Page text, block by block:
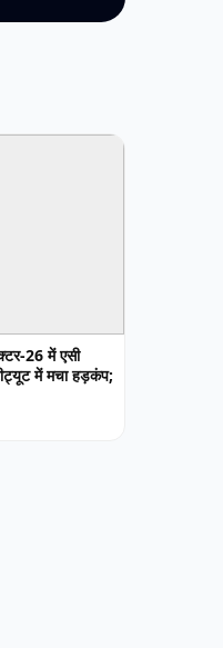
26 में एसी
में मचा हड़कंप;